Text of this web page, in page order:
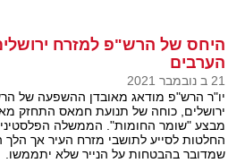
היחס של הרש"פ למזרח
הערבים
21 ב נובמבר 2021
יו"ר הרש"פ מודאג מאובדן ההשפעה של
ירושלים, כוחה של תנועת חמאס התחזק
מבצע "שומר החומות". הממשלה
החלטות לסייע לתושבי מזרח העיר אך
שמדובר בהבטחות על הנייר שלא יתממשו.